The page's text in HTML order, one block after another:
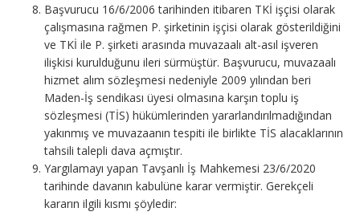
Başvurucu 16/6/2006 tarihinden itibaren TKİ işçisi olarak
çalışmasına rağmen P. şirketinin işçisi olarak gösterildiğini
ve TKİ ile P. şirketi arasında muvazaalı alt-asıl işveren
ilişkisi kurulduğunu ileri sürmüştür. Başvurucu, muvazaalı
hizmet alım sözleşmesi nedeniyle 2009 yılından beri
Maden-İş sendikası üyesi olmasına karşın toplu iş
sözleşmesi (TİS) hükümlerinden yararlandırılmadığından
yakınmış ve muvazaanın tespiti ile birlikte TİS alacaklarının
tahsili talepli dava açmıştır.
Yargılamayı yapan Tavşanlı İş Mahkemesi 23/6/2020
tarihinde davanın kabulüne karar vermiştir. Gerekçeli
kararın ilgili kısmı şöyledir: